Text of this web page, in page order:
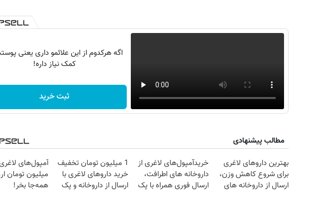
اگه هرکدوم از این علائمو داری یعنی
کمک نیاز داره!
ثبت خرید
مطالب پیشنهادی
بهترین داروهای لاغری
برای شروع کاهش وزن،
ارسال از داروخانه های
خریدآمپول‌های لاغری از
داروخانه های اطرافت،
ارسال فوری همراه با پک
1 میلیون تومان تخفیف
خرید داروهای لاغری با
ارسال از داروخانه و پک
میلیون تومان
همه‌جا بخر!
روزنامه‌های صبح شنبه ۱۷ مرداد ۱۴۰۵ روزنامه‌های اقتصادی شنبه ۱۷ مرداد ۱۴۰۵